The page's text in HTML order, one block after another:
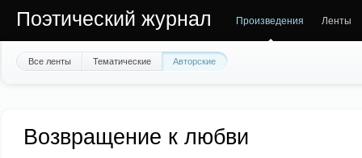
Поэтический журнал Произведения Ленты
Все ленты Тематические Авторские
Возвращение к любви